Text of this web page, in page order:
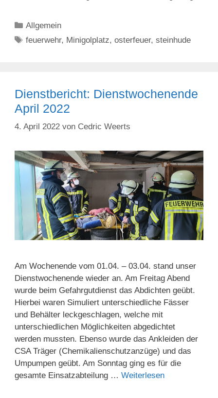
Kategorien
Allgemein
Schlagwörter
feuerwehr, Minigolplatz,osterfeuer,steinhude
Dienstbericht: Dienstwochenende
April 2022
4. April 2022 von Cedric Weerts
Am Wochenende vom 01.04. – 03.04. stand unser
Dienstwochenende wieder an. Am Freitag Abend
wurde beim Gefahrgutdienst das Abdichten geübt.
Hierbei waren Simuliert unterschiedliche Fässer
und Behälter leckgeschlagen, welche mit
unterschiedlichen Möglichkeiten abgedichtet
werden mussten. Ebenso wurde das Ankleiden der
CSA Träger (Chemikalienschutzanzüge) und das
Umpumpen geübt. Am Sonntag ging es für die
gesamte Einsatzabteilung … Weiterlesen